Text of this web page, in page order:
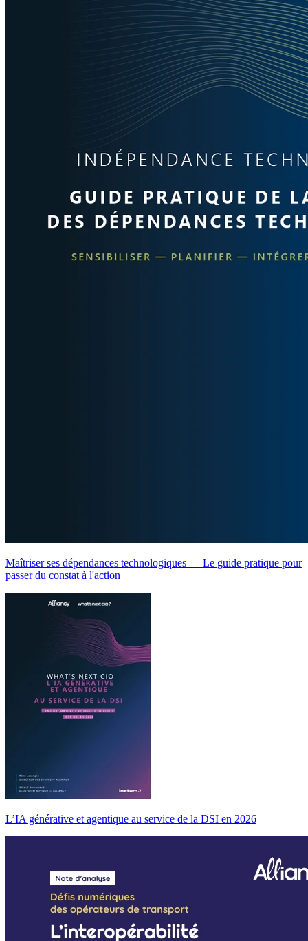
Maîtriser ses dépendances technologiques — Le guide pratique pour
passer du constat à l'action
L’IA générative et agentique au service de la DSI en 2026